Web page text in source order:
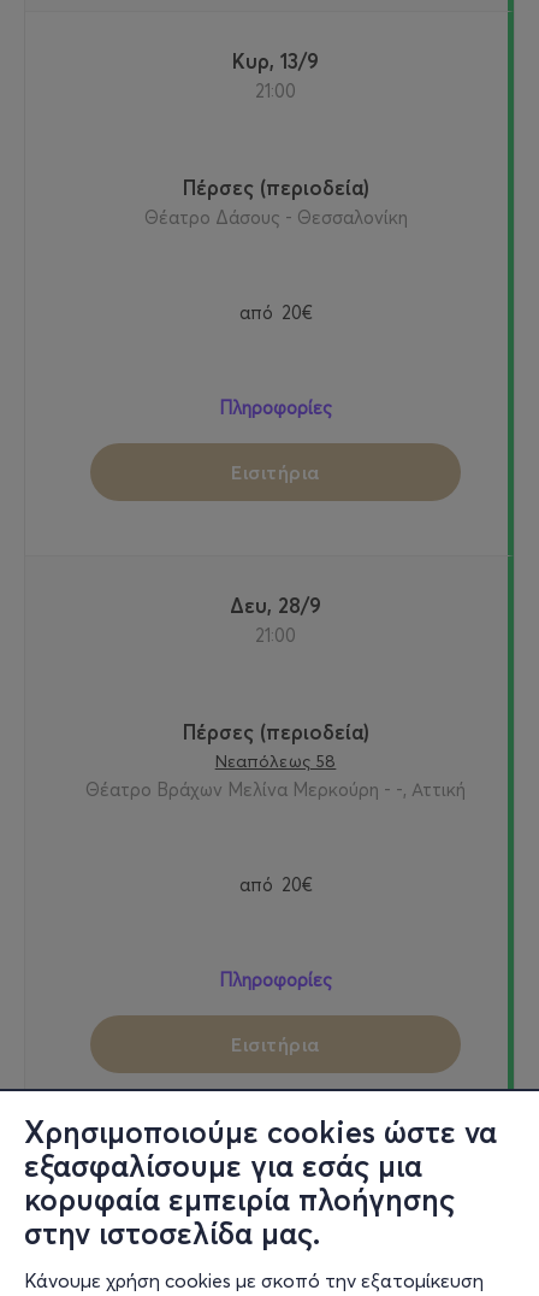
Χρησιμοποιούμε cookies ώστε να
εξασφαλίσουμε για εσάς μια
κορυφαία εμπειρία πλοήγησης
στην ιστοσελίδα μας.
Κάνουμε χρήση cookies με σκοπό την εξατομίκευση
Κυρ, 13/9
21:00
Πέρσες (περιοδεία)
Θέατρο Δάσους - Θεσσαλονίκη
από 20€
Πληροφορίες
Εισιτήρια
Δευ, 28/9
21:00
Πέρσες (περιοδεία)
Νεαπόλεως 58
Θέατρο Βράχων Μελίνα Μερκούρη - -, Αττική
από 20€
Πληροφορίες
Εισιτήρια
Τρι, 29/9
21:00